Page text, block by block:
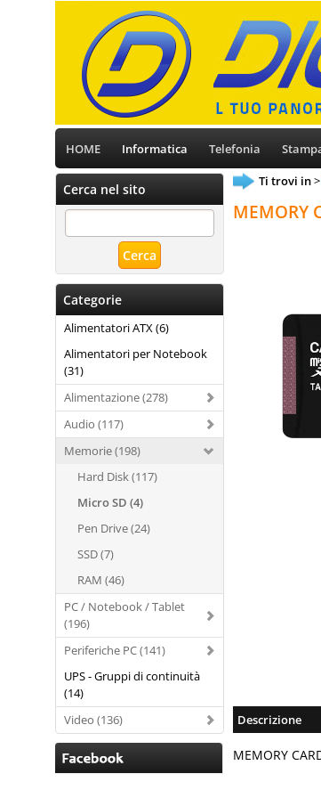
HOME Informatica Telefonia
Cerca nel sito
Categorie
Alimentatori ATX (6)
Alimentatori per Notebook
(31)
Alimentazione (278)
Audio (117)
Memorie (198)
Hard Disk (117)
Micro SD (4)
Pen Drive (24)
SSD (7)
RAM (46)
PC / Notebook / Tablet
(196)
Periferiche PC (141)
UPS - Gruppi di continuità
(14)
Video (136)
Ti trovi in
MEMORY
Descrizione
MEMORY